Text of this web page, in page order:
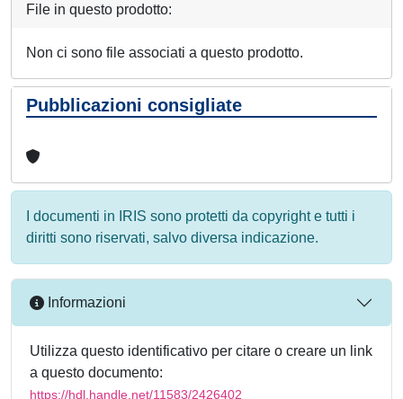
File in questo prodotto:
Non ci sono file associati a questo prodotto.
Pubblicazioni consigliate
I documenti in IRIS sono protetti da copyright e tutti i
diritti sono riservati, salvo diversa indicazione.
Informazioni
Utilizza questo identificativo per citare o creare un link
a questo documento:
https://hdl.handle.net/11583/2426402